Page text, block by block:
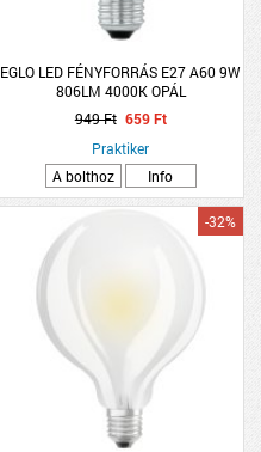
EGLO LED FÉNYFORRÁS E27 A60 9W
806LM 4000K OPÁL
949 Ft 659 Ft
Praktiker
A bolthoz
Info
-32%